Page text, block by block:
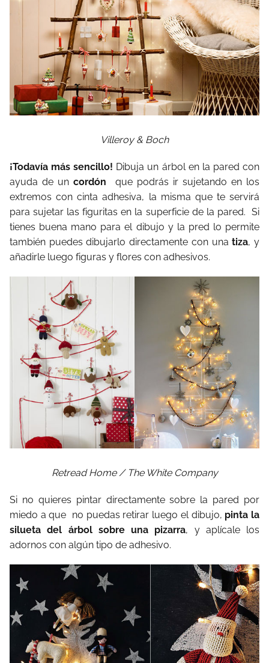
Villeroy & Boch
¡Todavía más sencillo! Dibuja un árbol en la pared con
ayuda de uncordón que podrás ir sujetando en los
extremos con cinta adhesiva, la misma que te servirá
para sujetar las figuritas en la superficie de la pared. Si
tienes buena mano para el dibujo y la pred lo permite
también puedes dibujarlo directamente con unatiza, y
añadirle luego figuras y flores con adhesivos.
Retread Home / The White Company
Si no quieres pintar directamente sobre la pared por
miedo a que no puedas retirar luego el dibujo, pinta la
silueta del árbol sobre una pizarra, y aplícale los
adornos con algún tipo de adhesivo.